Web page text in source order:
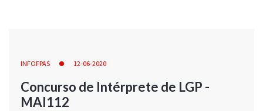
INFOFPAS 12-06-2020
Concurso de Intérprete de LGP -
MAI112